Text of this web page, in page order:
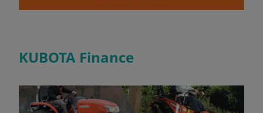
KUBOTA Finance